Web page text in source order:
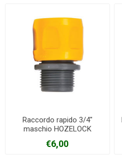
Raccordo rapido 3/4"
maschio HOZELOCK
€6,00